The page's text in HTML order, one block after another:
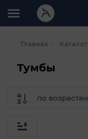
Главная Каталог
Тумбы